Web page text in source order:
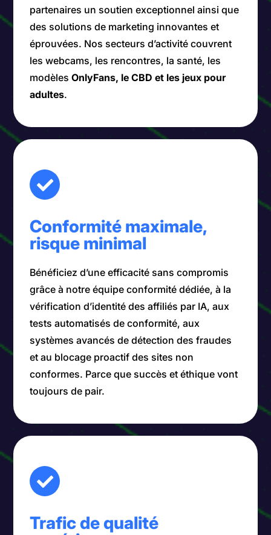
partenaires un soutien exceptionnel ainsi que
des solutions de marketing innovantes et
éprouvées. Nos secteurs d’activité couvrent
les webcams, les rencontres, la santé, les
modèlesOnlyFans, le CBD et les jeux pour
adultes.
Conformité maximale,
risque minimal
Bénéficiez d’une efficacité sans compromis
grâce à notre équipe conformité dédiée, à la
vérification d’identité des affiliés par IA, aux
tests automatisés de conformité, aux
systèmes avancés de détection des fraudes
et au blocage proactif des sites non
conformes. Parce que succès et éthique vont
toujours de pair.
Trafic de qualité